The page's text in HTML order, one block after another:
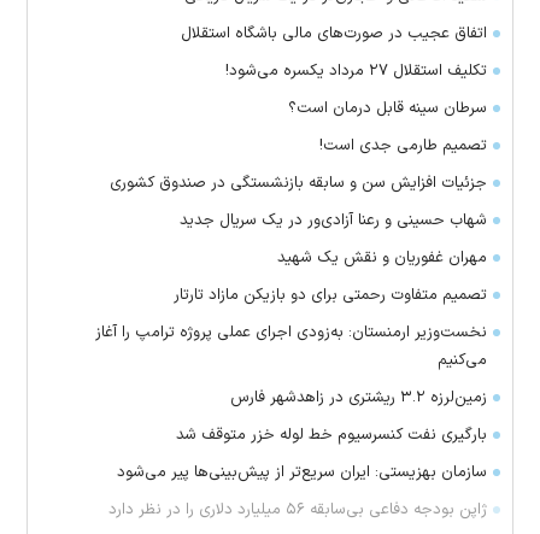
اتفاق عجیب در صورت‌های مالی باشگاه استقلال
تکلیف استقلال ۲۷ مرداد یکسره می‌شود!
سرطان سینه قابل درمان است؟
تصمیم طارمی جدی است!
جزئیات افزایش سن و سابقه بازنشستگی در صندوق کشوری
شهاب حسینی و رعنا آزادی‌ور در یک سریال جدید
مهران غفوریان و نقش یک شهید
تصمیم متفاوت رحمتی برای دو بازیکن مازاد تارتار
نخست‌وزیر ارمنستان: به‌زودی اجرای عملی پروژه ترامپ را آغاز
می‌کنیم
زمین‌لرزه ۳.۲ ریشتری در زاهدشهر فارس
بارگیری نفت کنسرسیوم خط لوله خزر متوقف شد
سازمان بهزیستی: ایران سریع‌تر از پیش‌بینی‌ها پیر می‌شود
ژاپن بودجه دفاعی بی‌سابقه ۵۶ میلیارد دلاری را در نظر دارد